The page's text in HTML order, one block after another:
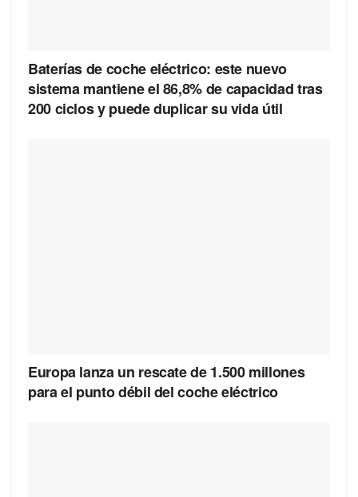
Baterías de coche eléctrico: este nuevo
sistema mantiene el 86,8% de capacidad tras
200 ciclos y puede duplicar su vida útil
Europa lanza un rescate de 1.500 millones
para el punto débil del coche eléctrico